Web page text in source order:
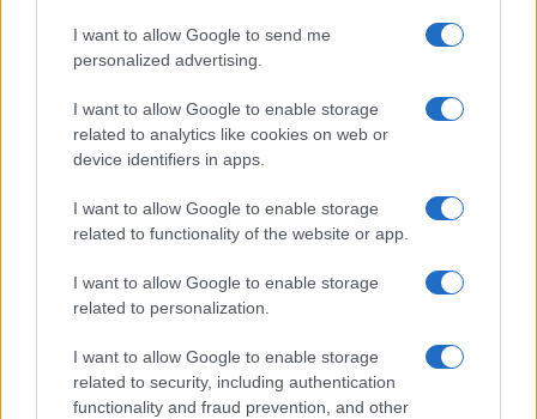
I want to allow Google to send me
personalized advertising.
I want to allow Google to enable storage
related to analytics like cookies on web or
device identifiers in apps.
I want to allow Google to enable storage
related to functionality of the website or app.
I want to allow Google to enable storage
related to personalization.
I want to allow Google to enable storage
related to security, including authentication
functionality and fraud prevention, and other
Laboratorio nazionale per studenti: salute urbana e
opportunità professionali
Matteo Pellegrino · 7 Ago 2026